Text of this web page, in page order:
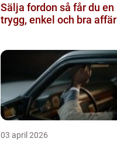
Sälja fordon så får du en
trygg, enkel och bra affär
03 april 2026